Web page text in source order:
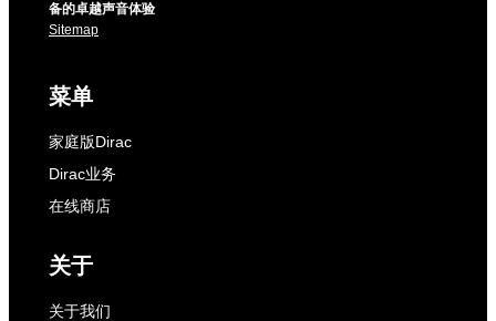
备的卓越声音体验
Sitemap
菜单
家庭版Dirac
Dirac业务
在线商店
关于
关于我们